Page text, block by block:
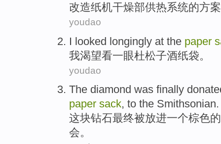
改造纸机干燥部供热系统的方
youdao
I looked longingly at the paper
我渴望看一眼杜松子酒纸袋。
youdao
The diamond was finally
paper sack, to the Smithsonian.
这块钻石最终被放进一个棕色的
会。